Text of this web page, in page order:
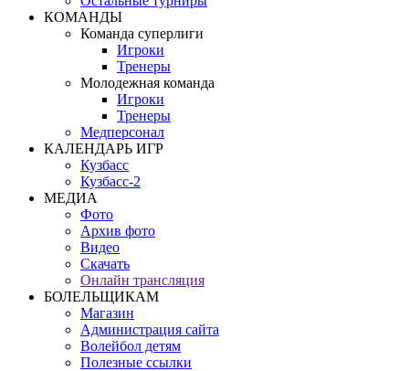
КОМАНДЫ
Команда суперлиги
Игроки
Тренеры
Молодежная команда
Игроки
Тренеры
Медперсонал
КАЛЕНДАРЬ ИГР
Кузбасс
Кузбасс-2
МЕДИА
Фото
Архив фото
Видео
Скачать
Онлайн трансляция
БОЛЕЛЬЩИКАМ
Магазин
Администрация сайта
Волейбол детям
Полезные ссылки